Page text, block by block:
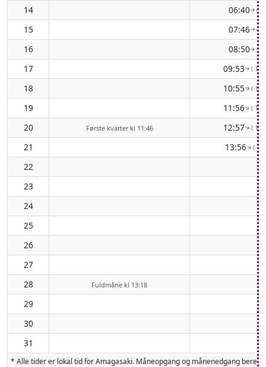
14 06:40↑(
15 07:46↑ (
16 08:50↑ (
17 09:53↑(
18 10:55↑(
19 11:56↑(
20 Første kvarter kl 11:46 12:57↑(
21 13:56↑(
22
23
24
25
26
27
28
Fuldmåne kl 13:18
29
30
31
* Alle tider er lokal tid for Amagasaki. Måneopgang og månenedgang